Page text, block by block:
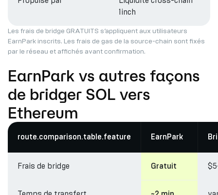
1inch
Les frais de bridge GRATUITS s’appliquent aux utilisateurs
EarnPark inscrits. Les frais de gas de la source-chain sont fixés
par le réseau et affichés avant confirmation.
EarnPark vs autres façons
de bridger SOL vers
Ethereum
route.comparison.table.feature EarnPark
Frais de bridge Gratuit